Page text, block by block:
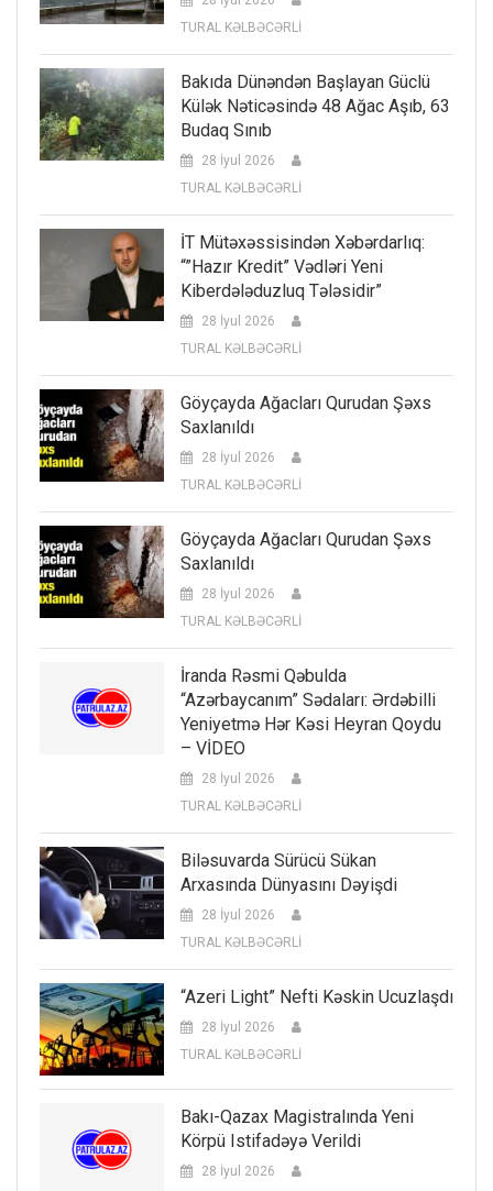
TURAL KƏLBƏCƏRLİ
Bakıda Dünəndən Başlayan Güclü
Külək Nəticəsində 48 Ağac Aşıb, 63
Budaq Sınıb
28 İyul 2026
TURAL KƏLBƏCƏRLİ
İT Mütəxəssisindən Xəbərdarlıq:
“”Hazır Kredit” Vədləri Yeni
Kiberdələduzluq Tələsidir”
28 İyul 2026
TURAL KƏLBƏCƏRLİ
Göyçayda Ağacları Qurudan Şəxs
Saxlanıldı
28 İyul 2026
TURAL KƏLBƏCƏRLİ
Göyçayda Ağacları Qurudan Şəxs
Saxlanıldı
28 İyul 2026
TURAL KƏLBƏCƏRLİ
İranda Rəsmi Qəbulda
“Azərbaycanım” Sədaları: Ərdəbilli
Yeniyetmə Hər Kəsi Heyran Qoydu
– VİDEO
28 İyul 2026
TURAL KƏLBƏCƏRLİ
Biləsuvarda Sürücü Sükan
Arxasında Dünyasını Dəyişdi
28 İyul 2026
TURAL KƏLBƏCƏRLİ
“Azeri Light” Nefti Kəskin Ucuzlaşdı
28 İyul 2026
TURAL KƏLBƏCƏRLİ
Bakı-Qazax Magistralında Yeni
Körpü Istifadəyə Verildi
28 İyul 2026